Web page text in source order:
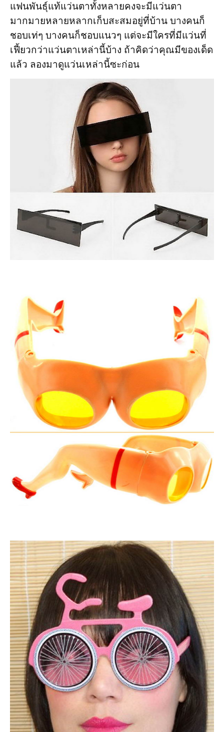
แฟนพันธุ์แท้แว่นตาทั้งหลายคงจะมีแว่นตา
มากมายหลายหลากเก็บสะสมอยู่ที่บ้าน บางคนก็
ชอบเท่ๆ บางคนก็ชอบแนวๆ แต่จะมีใครที่มีแว่นที่
เฟี้ยวกว่าแว่นตาเหล่านี้บ้าง ถ้าคิดว่าคุณมีของเด็ด
แล้ว ลองมาดูแว่นเหล่านี้ซะก่อน